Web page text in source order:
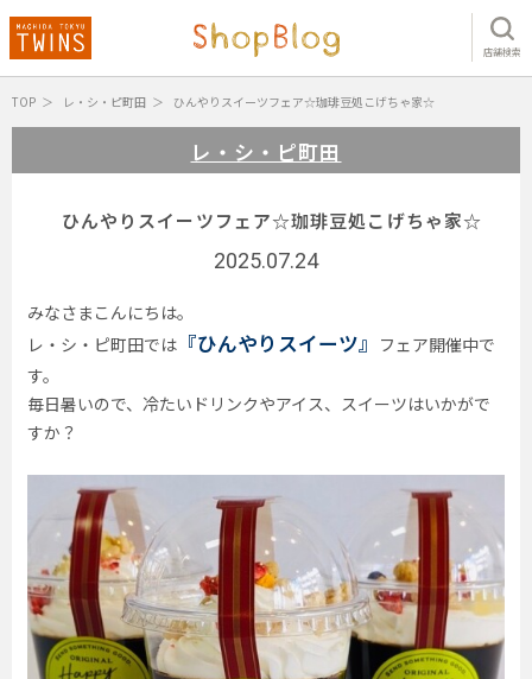
店舗検索
TOP レ・シ・ピ町田 ひんやりスイーツフェア☆珈琲豆処こげちゃ家☆
レ・シ・ピ町田
ひんやりスイーツフェア☆珈琲豆処こげちゃ家☆
2025.07.24
みなさまこんにちは。
レ・シ・ピ町田では 『ひんやりスイーツ』 フェア開催中で
す。
毎日暑いので、冷たいドリンクやアイス、スイーツはいかがで
すか？